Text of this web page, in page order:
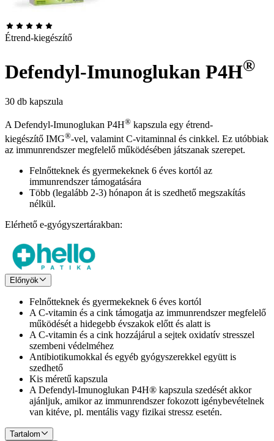
Étrend-kiegészítő
Defendyl-Imunoglukan P4H®
30 db kapszula
A Defendyl-Imunoglukan P4H® kapszula egy étrend-
kiegészítő IMG®-vel, valamint C-vitaminnal és cinkkel. Ez utóbbiak
az immunrendszer megfelelő működésében játszanak szerepet.
Felnőtteknek és gyermekeknek 6 éves kortól az
immunrendszer támogatására
Több (legalább 2-3) hónapon át is szedhető megszakítás
nélkül.
Elérhető e-gyógyszertárakban:
Előnyök
Felnőtteknek és gyermekeknek 6 éves kortól
A C-vitamin és a cink támogatja az immunrendszer megfelelő
működését a hidegebb évszakok előtt és alatt is
A C-vitamin és a cink hozzájárul a sejtek oxidatív stresszel
szembeni védelméhez
Antibiotikumokkal és egyéb gyógyszerekkel együtt is
szedhető
Kis méretű kapszula
A Defendyl-Imunoglukan P4H® kapszula szedését akkor
ajánljuk, amikor az immunrendszer fokozott igénybevételnek
van kitéve, pl. mentális vagy fizikai stressz esetén.
Tartalom